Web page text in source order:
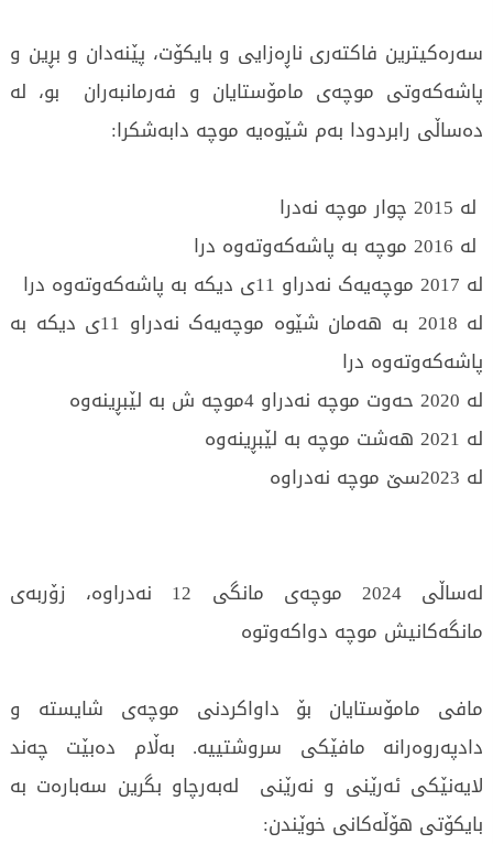
سەرەکیترین فاکتەری ناڕەزایی و بایکۆت، پێنەدان و بڕین و
پاشەکەوتی موچەی مامۆستایان و فەرمانبەران بو، لە
دەساڵی رابردودا بەم شێوەیە موچە دابەشکرا:
لە 2015 چوار موچە نەدرا
لە 2016 موچە بە پاشەکەوتەوە درا
لە 2017 موچەیەک نەدراو 11ی دیکە بە پاشەکەوتەوە درا
له 2018 به هەمان شێوە موچەیەک نەدراو 11ی دیکە بە
پاشەکەوتەوە درا
لە 2020 حەوت موچە نەدراو 4موچە ش بە لێبڕینەوە
لە 2021 هەشت موچە بە لێبڕینەوە
لە 2023سێ موچە نەدراوە
لەساڵی 2024 موچەی مانگی 12 نەدراوە، زۆربەی
مانگەکانیش موچە دواکەوتوە
مافی مامۆستایان بۆ داواکردنی موچەی شایستە و
دادپەروەرانە مافێکی سروشتییە. بەڵام دەبێت چەند
لایەنێکی ئەرێنی و نەرێنی لەبەرچاو بگرین سەبارەت بە
بایکۆتی هۆڵەکانی خوێندن: